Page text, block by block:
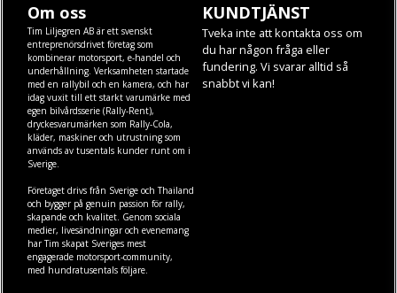
Om oss
Tim Liljegren AB är ett svenskt
entreprenörsdrivet företag som
kombinerar motorsport, e-handel och
underhållning. Verksamheten startade
med en rallybil och en kamera, och har
idag vuxit till ett starkt varumärke med
egen bilvårdsserie (Rally-Rent),
dryckesvarumärken som Rally-Cola,
kläder, maskineroch utrustning som
används av tusentals kunder runt om i
Sverige.
Företaget drivs från Sverige och Thailand
och bygger på genuin passion för rally,
skapande och kvalitet. Genom sociala
medier, livesändningar och evenemang
har Tim skapat Sveriges mest
engagerade motorsport-community,
med hundratusentals följare.
KUNDTJÄNST
Tveka inte att kontakta oss om
du har någon fråga eller
fundering. Vi svarar alltid så
snabbt vi kan!